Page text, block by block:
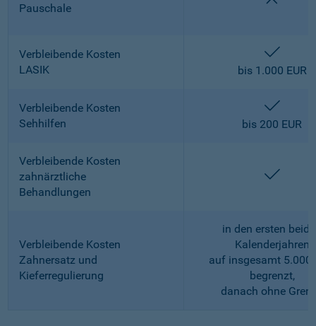
Pauschale
Verbleibende Kosten
LASIK
bis 1.000 EUR
Verbleibende Kosten
Sehhilfen
bis 200 EUR
Verbleibende Kosten
zahnärztliche
Behandlungen
Verbleibende Kosten
Zahnersatz und
Kieferregulierung
in den ersten
Kalenderjahren
auf insgesamt 5.000
begrenzt,
danach ohne